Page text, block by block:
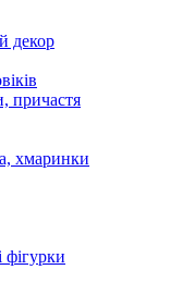
декор
причастя
хмаринки
фігурки